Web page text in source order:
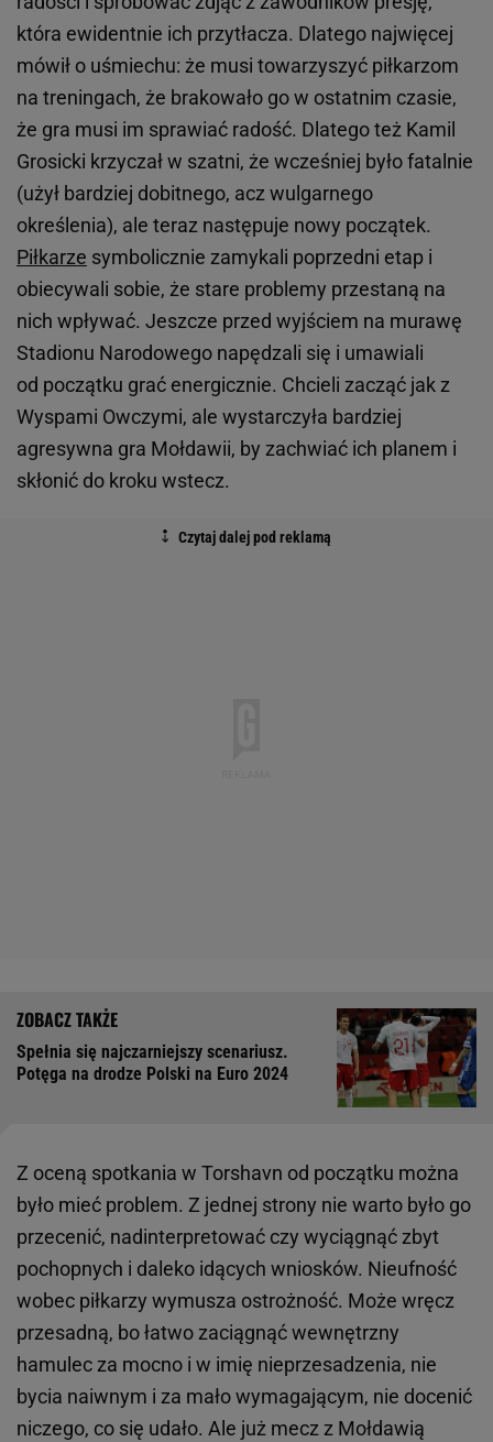
która ewidentnie ich przytłacza. Dlatego najwięcej
mówił o uśmiechu: że musi towarzyszyć piłkarzom
na treningach, że brakowało go w ostatnim czasie,
że gra musi im sprawiać radość. Dlatego też Kamil
Grosicki krzyczał w szatni, że wcześniej było fatalnie
(użył bardziej dobitnego, acz wulgarnego
określenia), ale teraz następuje nowy początek.
Piłkarze symbolicznie zamykali poprzedni etap i
obiecywali sobie, że stare problemy przestaną na
nich wpływać. Jeszcze przed wyjściem na murawę
Stadionu Narodowego napędzali się i umawiali
od początku grać energicznie. Chcieli zacząć jak z
Wyspami Owczymi, ale wystarczyła bardziej
agresywna gra Mołdawii, by zachwiać ich planem i
skłonić do kroku wstecz.
Spełnia się najczarniejszy scenariusz.
Potęga na drodze Polski na Euro 2024
Z oceną spotkania w Torshavn od początku można
było mieć problem. Z jednej strony nie warto było go
przecenić, nadinterpretować czy wyciągnąć zbyt
pochopnych i daleko idących wniosków. Nieufność
wobec piłkarzy wymusza ostrożność. Może wręcz
przesadną, bo łatwo zaciągnąć wewnętrzny
hamulec za mocno i w imię nieprzesadzenia, nie
bycia naiwnym i za mało wymagającym, nie docenić
niczego, co się udało. Ale już mecz z Mołdawią